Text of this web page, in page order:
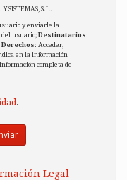
SISTEMAS, S.L.
y enviarle la
del usuario;Destinatarios:
Derechos: Acceder,
en la información
completa de
.
Legal